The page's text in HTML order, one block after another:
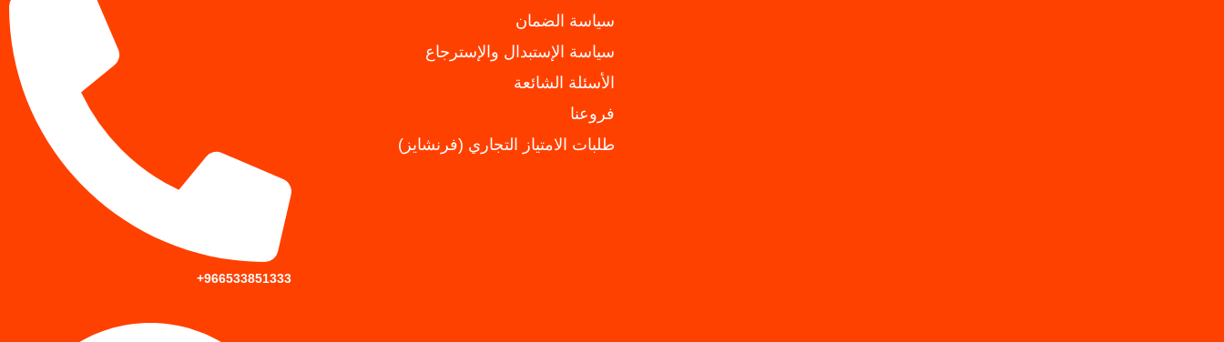
سياسة الضمان
سياسة الإستبدال والإسترجاع
الأسئلة الشائعة
فروعنا
طلبات الامتياز التجاري (فرنشايز)
966533851333+